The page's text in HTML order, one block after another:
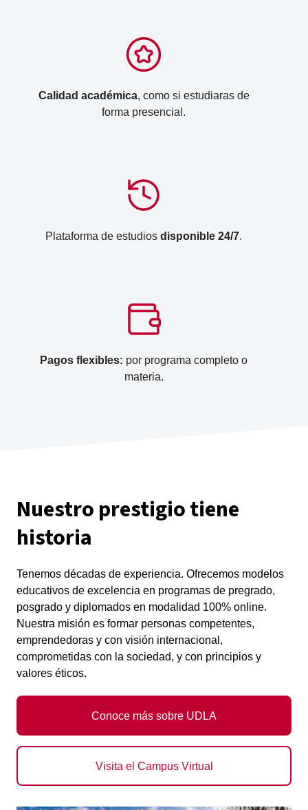
Calidad académica, como si estudiaras de
forma presencial.
Plataforma de estudios disponible 24/7.
Pagos flexibles: por programa completo o
materia.
Nuestro prestigio tiene
historia
Tenemos décadas de experiencia. Ofrecemos modelos
educativos de excelencia en programas de pregrado,
posgrado y diplomados en modalidad 100% online.
Nuestra misión es formar personas competentes,
emprendedoras y con visión internacional,
comprometidas con la sociedad, y con principios y
valores éticos.
Visita el Campus Virtual
Conoce más sobre UDLA